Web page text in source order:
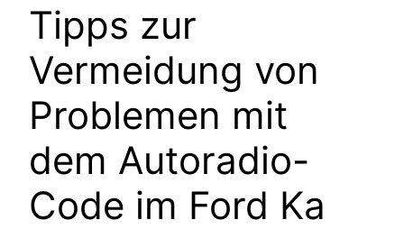
Tipps zur
Vermeidung von
Problemen mit
dem Autoradio-
Code im Ford Ka